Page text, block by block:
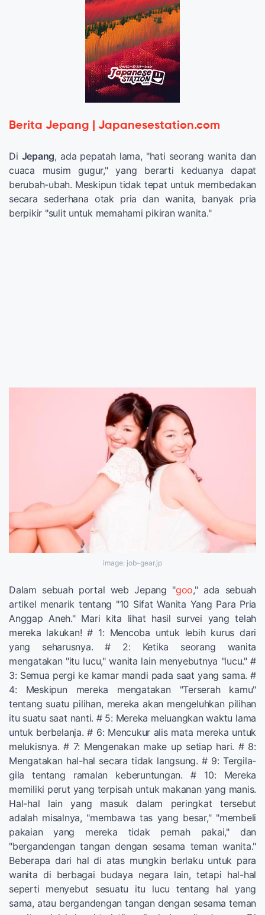
Berita Jepang | Japanesestation.com
Di Jepang, ada pepatah lama, "hati seorang wanita dan
cuaca musim gugur," yang berarti keduanya dapat
berubah-ubah. Meskipun tidak tepat untuk membedakan
secara sederhana otak pria dan wanita, banyak pria
berpikir "sulit untuk memahami pikiran wanita."
image: job-gear.jp
Dalam sebuah portal web Jepang "goo," ada sebuah
artikel menarik tentang "10 Sifat Wanita Yang Para Pria
Anggap Aneh." Mari kita lihat hasil survei yang telah
mereka lakukan! # 1: Mencoba untuk lebih kurus dari
yang seharusnya. # 2: Ketika seorang wanita
mengatakan "itu lucu," wanita lain menyebutnya "lucu." #
3: Semua pergi ke kamar mandi pada saat yang sama. #
4: Meskipun mereka mengatakan "Terserah kamu"
tentang suatu pilihan, mereka akan mengeluhkan pilihan
itu suatu saat nanti. # 5: Mereka meluangkan waktu lama
untuk berbelanja. # 6: Mencukur alis mata mereka untuk
melukisnya. # 7: Mengenakan make up setiap hari. # 8:
Mengatakan hal-hal secara tidak langsung. # 9: Tergila-
gila tentang ramalan keberuntungan. # 10: Mereka
memiliki perut yang terpisah untuk makanan yang manis.
Hal-hal lain yang masuk dalam peringkat tersebut
adalah misalnya, "membawa tas yang besar," "membeli
pakaian yang mereka tidak pernah pakai," dan
"bergandengan tangan dengan sesama teman wanita."
Beberapa dari hal di atas mungkin berlaku untuk para
wanita di berbagai budaya negara lain, tetapi hal-hal
seperti menyebut sesuatu itu lucu tentang hal yang
sama, atau bergandengan tangan dengan sesama teman